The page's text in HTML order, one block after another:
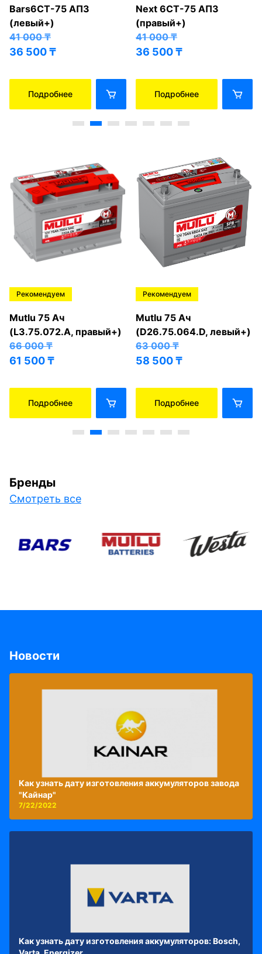
Bars6СТ-75 АПЗ
(левый+)
41 000₸
36 500₸
Подробнее
Next 6СТ-75 АПЗ
(правый+)
41 000₸
36 500₸
Подробнее
Рекомендуем
Mutlu 75 Ач
(L3.75.072.A, правый+)
66 000₸
61 500₸
Подробнее
Рекомендуем
Mutlu 75 Ач
(D26.75.064.D, левый+)
63 000₸
58 500₸
Подробнее
Бренды
Смотреть все
Новости
Как узнать дату изготовления аккумуляторов завода
"Кайнар"
7/22/2022
Как узнать дату изготовления аккумуляторов: Bosch,